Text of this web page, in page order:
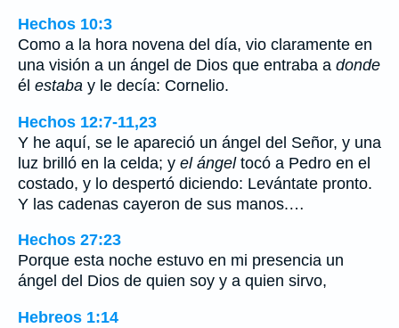
Hechos 10:3
Como a la hora novena del día, vio claramente en
una visión a un ángel de Dios que entraba a donde
él estaba y le decía: Cornelio.
Hechos 12:7-11,23
Y he aquí, se le apareció un ángel del Señor, y una
luz brilló en la celda; y el ángeltocó a Pedro en el
costado, y lo despertó diciendo: Levántate pronto.
Y las cadenas cayeron de sus manos.…
Hechos 27:23
Porque esta noche estuvo en mi presencia un
ángel del Dios de quien soy y a quien sirvo,
Hebreos 1:14